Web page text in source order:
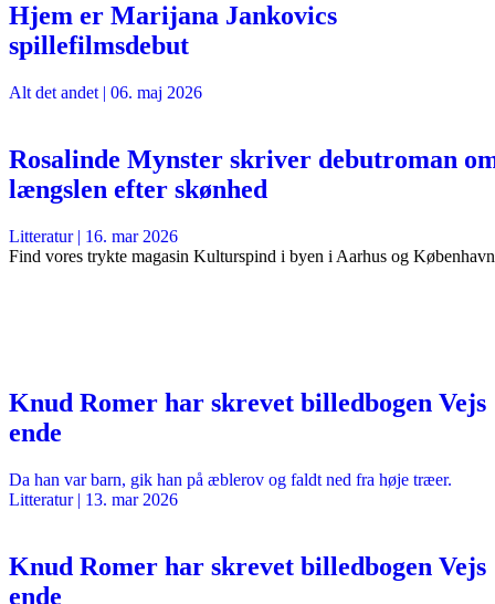
Hjem er Marijana Jankovics
spillefilmsdebut
Alt det andet | 06. maj 2026
Rosalinde Mynster skriver debutroman
længslen efter skønhed
Litteratur| 16. mar 2026
Find vores trykte magasin Kulturspind i byen i Aarhus og København
Knud Romer har skrevet billedbogen Vejs
ende
Da han var barn, gik han på æblerov og faldt ned fra høje træer.
Litteratur| 13. mar 2026
Knud Romer har skrevet billedbogen Vejs
ende